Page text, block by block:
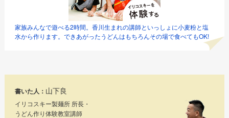
家族みんなで遊べる2時間。香川生まれの講師といっしょに小麦粉と塩
水から作ります。できあがったうどんはもちろんその場で食べてもOK!
書いた人： 山下良
イリコスキー製麺所 所長・
うどん作り体験教室講師